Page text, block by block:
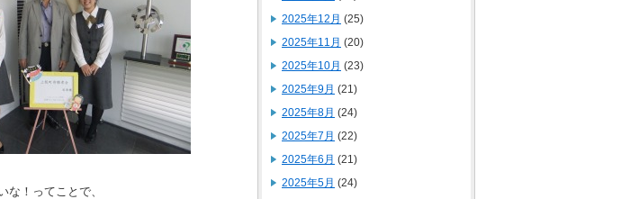
！ってことで、
2025年12月 (25)
2025年11月 (20)
2025年10月 (23)
2025年9月 (21)
2025年8月 (24)
2025年7月 (22)
2025年6月 (21)
2025年5月 (24)